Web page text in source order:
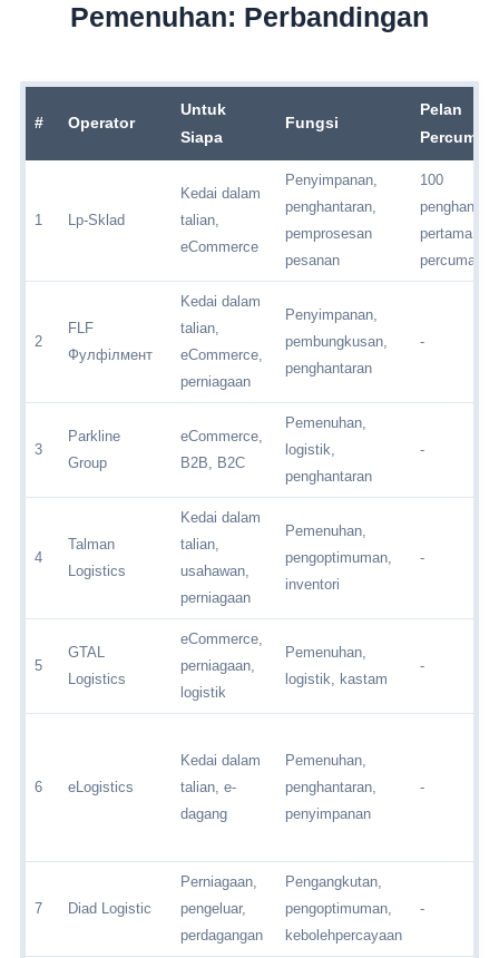
Pemenuhan: Perbandingan
# Operator
Untuk
Siapa
Fungsi
Pelan
Percuma
1 Lp-Sklad
Kedai dalam
talian,
eCommerce
Penyimpanan,
penghantaran,
pemprosesan
pesanan
100
pertama
percuma
2
FLF
Фулфілмент
Kedai dalam
talian,
eCommerce,
perniagaan
Penyimpanan,
pembungkusan,
penghantaran
-
3
Parkline
Group
eCommerce,
B2B, B2C
Pemenuhan,
logistik,
penghantaran
-
4
Talman
Logistics
Kedai dalam
talian,
usahawan,
perniagaan
Pemenuhan,
pengoptimuman,
inventori
-
5
GTAL
Logistics
eCommerce,
perniagaan,
logistik
Pemenuhan,
logistik, kastam
-
6 eLogistics
Kedai dalam
talian, e-
dagang
Pemenuhan,
penghantaran,
penyimpanan
-
7 Diad Logistic
Perniagaan,
pengeluar,
perdagangan
Pengangkutan,
pengoptimuman,
kebolehpercayaan
-